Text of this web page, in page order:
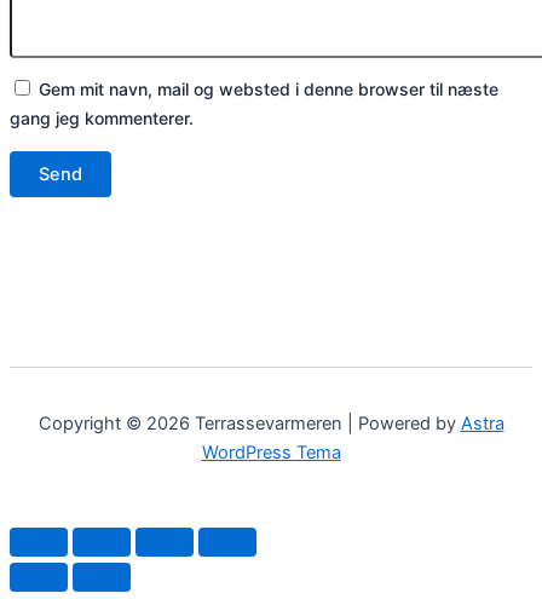
Gem mit navn, mail og websted i denne browser til næste
gang jeg kommenterer.
Copyright © 2026 Terrassevarmeren | Powered by Astra
WordPress Tema